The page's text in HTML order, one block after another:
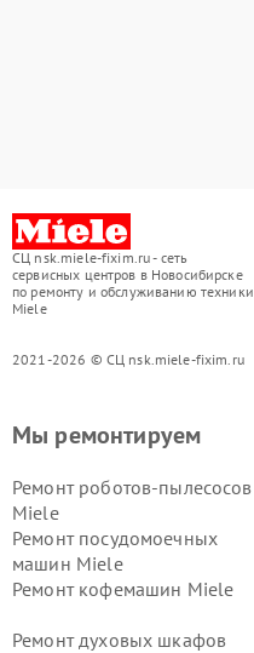
СЦ nsk.miele-fixim.ru - сеть
сервисных центров в Новосибирске
по ремонту и обслуживанию техники
Miele
2021-2026 © СЦ nsk.miele-fixim.ru
Мы ремонтируем
Ремонт роботов-пылесосов
Miele
Ремонт посудомоечных
машин Miele
Ремонт кофемашин Miele
Ремонт духовых шкафов